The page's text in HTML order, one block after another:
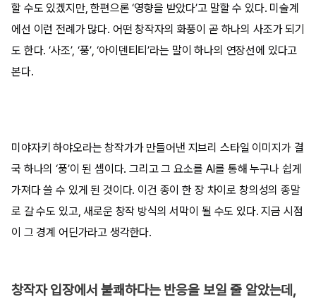
할 수도 있겠지만, 한편으론 ‘영향을 받았다’고 말할 수 있다. 미술계
에선 이런 전례가 많다. 어떤 창작자의 화풍이 곧 하나의 사조가 되기
도 한다. ‘사조’, ‘풍’, ‘아이덴티티’라는 말이 하나의 연장선에 있다고
본다.
미야자키 하야오라는 창작가가 만들어낸 지브리 스타일 이미지가 결
국 하나의 ‘풍’이 된 셈이다. 그리고 그 요소를 AI를 통해 누구나 쉽게
가져다 쓸 수 있게 된 것이다. 이건 종이 한 장 차이로 창의성의 종말
로 갈 수도 있고, 새로운 창작 방식의 서막이 될 수도 있다. 지금 시점
이 그 경계 어딘가라고 생각한다.
창작자 입장에서 불쾌하다는 반응을 보일 줄 알았는데,